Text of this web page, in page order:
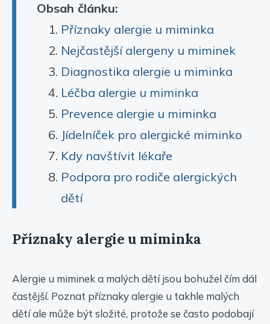
Obsah článku:
Příznaky alergie u miminka
Nejčastější alergeny u miminek
Diagnostika alergie u miminka
Léčba alergie u miminka
Prevence alergie u miminka
Jídelníček pro alergické miminko
Kdy navštívit lékaře
Podpora pro rodiče alergických
dětí
Příznaky alergie u miminka
Alergie u miminek a malých dětí jsou bohužel čím dál
častější. Poznat příznaky alergie u takhle malých
dětí ale může být složité, protože se často podobají